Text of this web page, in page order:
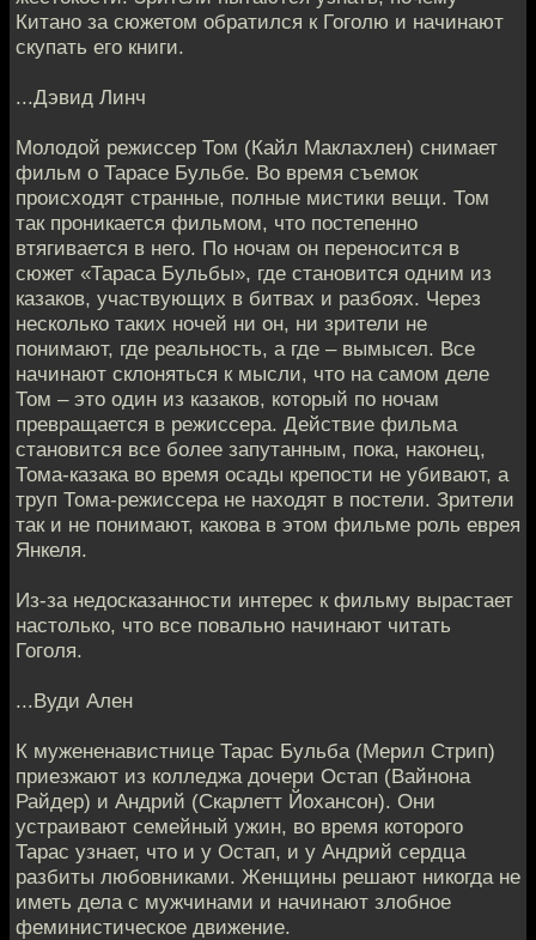
Китано за сюжетом обратился к Гоголю и начинают
скупать его книги.
...Дэвид Линч
Молодой режиссер Том (Кайл Маклахлен) снимает
фильм о Тарасе Бульбе. Во время съемок
происходят странные, полные мистики вещи. Том
так проникается фильмом, что постепенно
втягивается в него. По ночам он переносится в
сюжет «Тараса Бульбы», где становится одним из
казаков, участвующих в битвах и разбоях. Через
несколько таких ночей ни он, ни зрители не
понимают, где реальность, а где – вымысел. Все
начинают склоняться к мысли, что на самом деле
Том – это один из казаков, который по ночам
превращается в режиссера. Действие фильма
становится все более запутанным, пока, наконец,
Тома-казака во время осады крепости не убивают, а
труп Тома-режиссера не находят в постели. Зрители
так и не понимают, какова в этом фильме роль еврея
Янкеля.
Из-за недосказанности интерес к фильму вырастает
настолько, что все повально начинают читать
Гоголя.
...Вуди Ален
К мужененавистнице Тарас Бульба (Мерил Стрип)
приезжают из колледжа дочери Остап (Вайнона
Райдер) и Андрий (Скарлетт Йохансон). Они
устраивают семейный ужин, во время которого
Тарас узнает, что и у Остап, и у Андрий сердца
разбиты любовниками. Женщины решают никогда не
иметь дела с мужчинами и начинают злобное
феминистическое движение.